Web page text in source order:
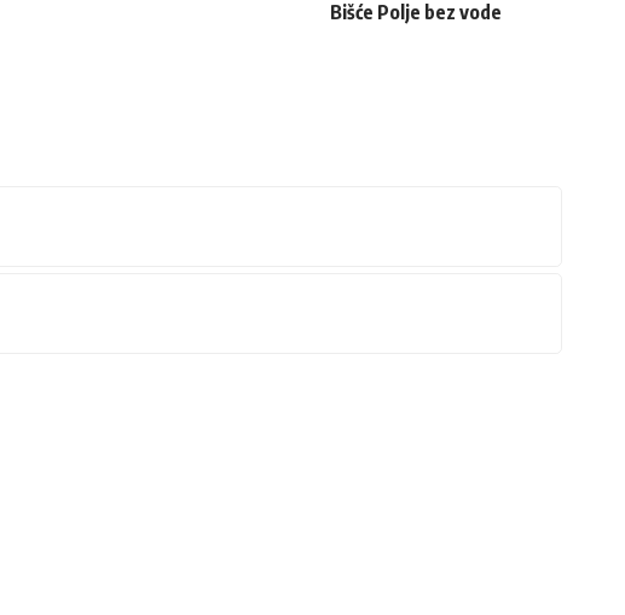
Bišće Polje bez vode